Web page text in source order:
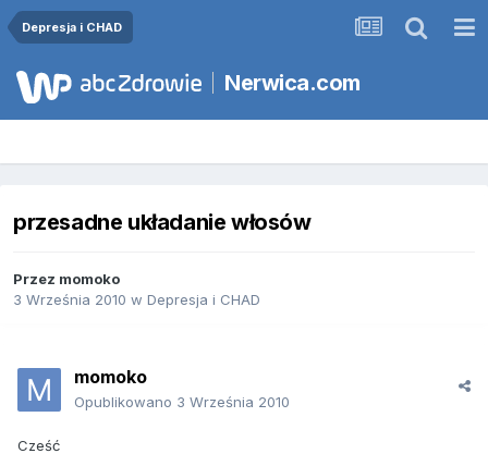
Depresja i CHAD
Nerwica.com
przesadne układanie włosów
Przez momoko
3 Września 2010 w Depresja i CHAD
momoko
Opublikowano 3 Września 2010
Cześć